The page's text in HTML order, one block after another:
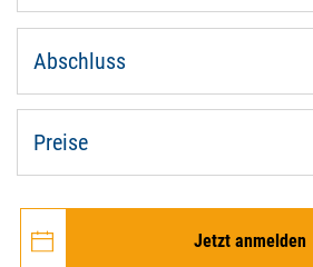
Abschluss
Preise
Jetzt anmelden